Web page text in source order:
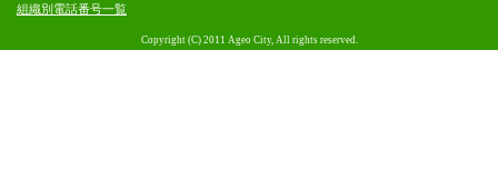
組織別電話番号一覧
Copyright (C) 2011 Ageo City, All rights reserved.